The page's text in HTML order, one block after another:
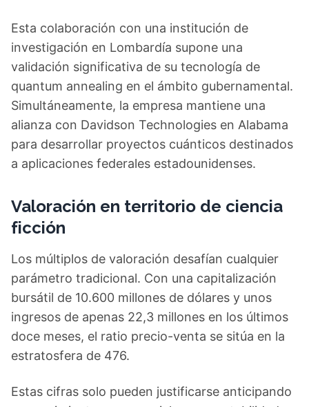
Esta colaboración con una institución de
investigación en Lombardía supone una
validación significativa de su tecnología de
quantum annealing en el ámbito gubernamental.
Simultáneamente, la empresa mantiene una
alianza con Davidson Technologies en Alabama
para desarrollar proyectos cuánticos destinados
a aplicaciones federales estadounidenses.
Valoración en territorio de ciencia
ficción
Los múltiplos de valoración desafían cualquier
parámetro tradicional. Con una capitalización
bursátil de 10.600 millones de dólares y unos
ingresos de apenas 22,3 millones en los últimos
doce meses, el ratio precio-venta se sitúa en la
estratosfera de 476.
Estas cifras solo pueden justificarse anticipando